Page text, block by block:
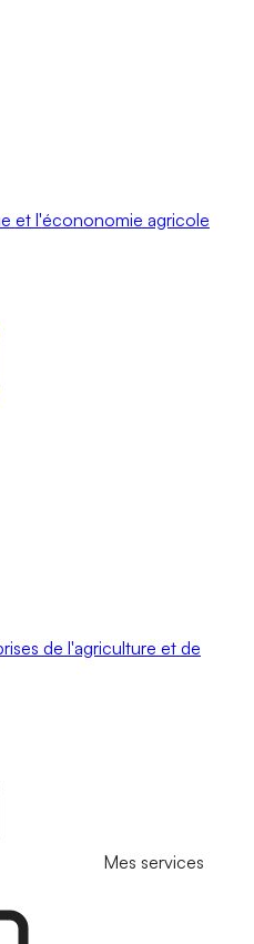
et l'écononomie agricole
de l'agriculture et de
Mes services